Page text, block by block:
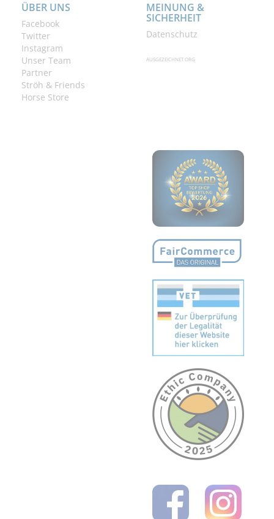
ÜBER UNS
Facebook
Twitter
Instagram
Unser Team
Partner
Ströh & Friends
Horse Store
MEINUNG &
SICHERHEIT
Datenschutz
AUSGEZEICHNET.ORG